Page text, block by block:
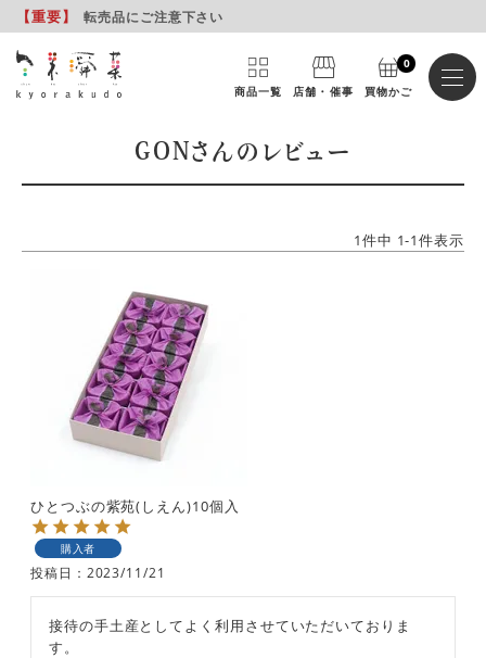
【重要】 転売品にご注意下さい
商品一覧 店舗・催事 買物かご
0
GONさんのレビュー
1件中 1-1件表示
ひとつぶの紫苑(しえん)10個入
購入者
投稿日 2023/11/21
接待の手土産としてよく利用させていただいておりま
す。